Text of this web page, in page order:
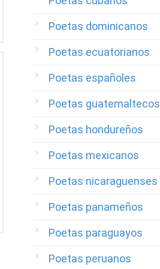
Poetas dominicanos
Poetas ecuatorianos
Poetas españoles
Poetas guatemaltecos
Poetas hondureños
Poetas mexicanos
Poetas nicaraguenses
Poetas panameños
Poetas paraguayos
Poetas peruanos